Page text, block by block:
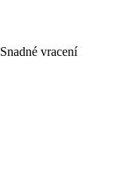
Snadné vracení